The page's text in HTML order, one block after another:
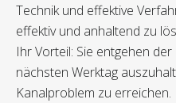
Technik und effektive
effektiv und anhaltend zu
Ihr Vorteil: Sie entgehen
nächsten Werktag
Kanalproblem zu erreichen.